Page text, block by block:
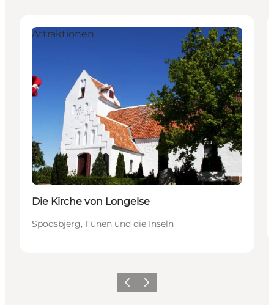
Attraktionen
Die Kirche von Longelse
Spodsbjerg, Fünen und die Inseln
ZurückWeiter